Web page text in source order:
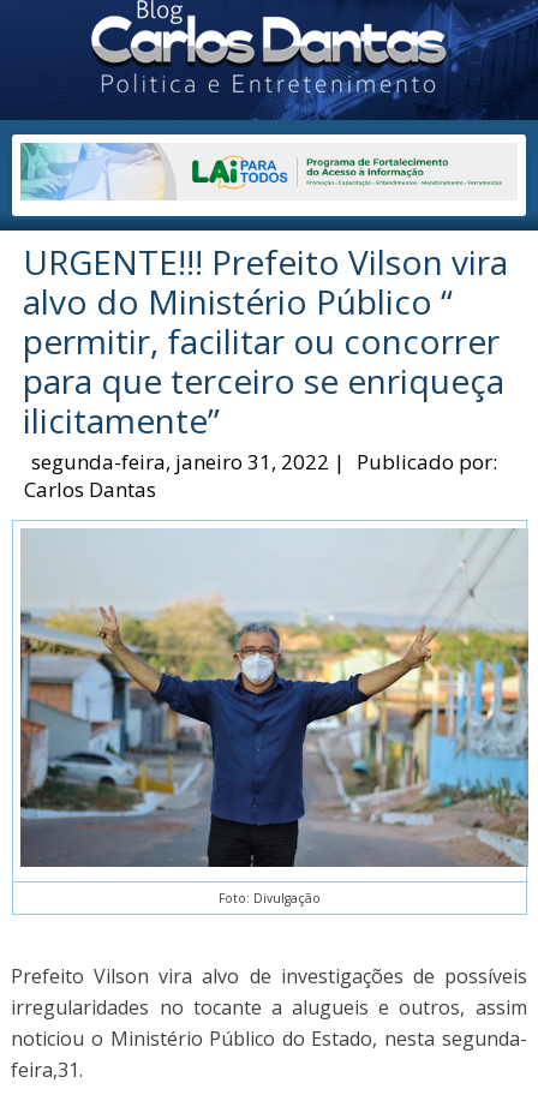
URGENTE!!! Prefeito Vilson vira
alvo do Ministério Público “
permitir, facilitar ou concorrer
para que terceiro se enriqueça
ilicitamente”
segunda-feira, janeiro 31, 2022 |
Publicado por:
Carlos Dantas
Foto: Divulgação
Prefeito Vilson vira alvo de investigações de possíveis
irregularidades no tocante a alugueis e outros, assim
noticiou o Ministério Público do Estado, nesta segunda-
feira,31.